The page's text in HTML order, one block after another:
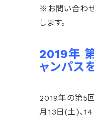
※お問い合わ
します。
2019年
ャンパス
2019年の第5
月13日(土)、